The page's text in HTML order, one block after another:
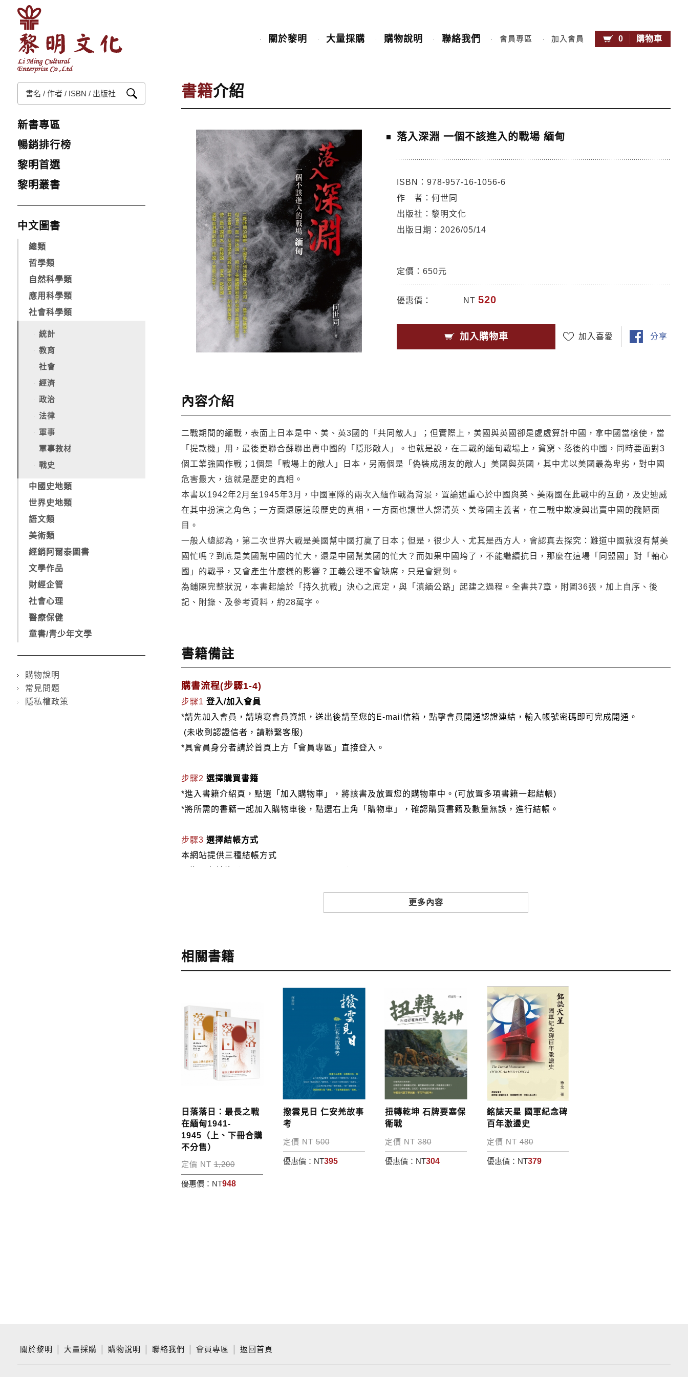
關於黎明 大量採購 購物說明 聯絡我們 會員專區 加入會員 0 購物車
新書專區
暢銷排行榜
黎明首選
黎明叢書
中文圖書
總類
哲學類
自然科學類
應用科學類
社會科學類
統計
教育
社會
經濟
政治
法律
軍事
軍事教材
戰史
中國史地類
世界史地類
語文類
美術類
經銷阿爾泰圖書
文學作品
財經企管
社會心理
醫療保健
童書/青少年文學
購物說明
常見問題
隱私權政策
書籍介紹
落入深淵 一個不該進入的戰場 緬甸
ISBN：978-957-16-1056-6
作 者：何世同
出版社：黎明文化
出版日期：2026/05/14
定價：650元
優惠價： NT520
加入購物車 加入喜愛 分享
內容介紹
二戰期間的緬戰，表面上日本是中、美、英3國的「共同敵人」；但實際上，美國與英國卻是處處算計中國，拿中國當槍使，當
「提款機」用，最後更聯合蘇聯出賣中國的「隱形敵人」。也就是說，在二戰的緬甸戰場上，貧窮、落後的中國，同時要面對3
個工業強國作戰；1個是「戰場上的敵人」日本，另兩個是「偽裝成朋友的敵人」美國與英國，其中尤以美國最為卑劣，對中國
危害最大，這就是歷史的真相。
本書以1942年2月至1945年3月，中國軍隊的兩次入緬作戰為背景，置論述重心於中國與英、美兩國在此戰中的互動，及史迪威
在其中扮演之角色；一方面還原這段歷史的真相，一方面也讓世人認清英、美帝國主義者，在二戰中欺凌與出賣中國的醜陋面
目。
一般人總認為，第二次世界大戰是美國幫中國打贏了日本；但是，很少人、尤其是西方人，會認真去探究：難道中國就沒有幫美
國忙嗎？到底是美國幫中國的忙大，還是中國幫美國的忙大？而如果中國垮了，不能繼續抗日，那麼在這場「同盟國」對「軸心
國」的戰爭，又會產生什麼樣的影響？正義公理不會缺席，只是會遲到。
為鋪陳完整狀況，本書起論於「持久抗戰」決心之底定，與「滇緬公路」起建之過程。全書共7章，附圖36張，加上自序、後
記、附錄、及參考資料，約28萬字。
書籍備註
購書流程(步驟1-4)
步驟1 登入/加入會員
*請先加入會員，請填寫會員資訊，送出後請至您的E-mail信箱，點擊會員開通認證連結，輸入帳號密碼即可完成開通。
(未收到認證信者，請聯繫客服)
*具會員身分者請於首頁上方「會員專區」直接登入。
步驟2 選擇購買書籍
*進入書籍介紹頁，點選「加入購物車」，將該書及放置您的購物車中。(可放置多項書籍一起結帳)
*將所需的書籍一起加入購物車後，點選右上角「購物車」，確認購買書籍及數量無誤，進行結帳。
步驟3 選擇結帳方式
本網站提供三種結帳方式
3.郵局劃撥: 選擇郵局劃撥時，請於三日內至郵局填寫劃撥單，匯款者大名請填寫跟訂購者大名一致，以利核銷作業。
訂購完成後，可至會員專區查詢「我的訂單」，查詢訂單處理的狀態。
*國內凡一次訂購本公司書籍900元(含)以上，採國內包裹運送，一律免運費；899元以下須自付80元運費。外文書籍將由專人估
價
，訂購後48小時內回覆運費於訂單中。
*離島及海外地區的運費將由專人估價，訂購後48小時內回覆運費於訂單中，請至會員專區查詢
「我的訂單」
問題請洽客服中心。
寄送說明:
付款完成後，本公司將於七日內以郵寄方式寄送到您所指定的地點。
更多內容
相關書籍
日落落日：最長之戰
在緬甸1941-
1945（上、下冊合購
不分售）
定價 NT1,200
優惠價： NT948
撥雲見日 仁安羌故事
考
定價 NT500
優惠價： NT395
扭轉乾坤 石牌要塞保
衛戰
定價 NT380
優惠價： NT304
銘誌天星 國軍紀念碑
百年激盪史
定價 NT480
優惠價： NT379
關於黎明 大量採購 購物說明 聯絡我們 會員專區 返回首頁